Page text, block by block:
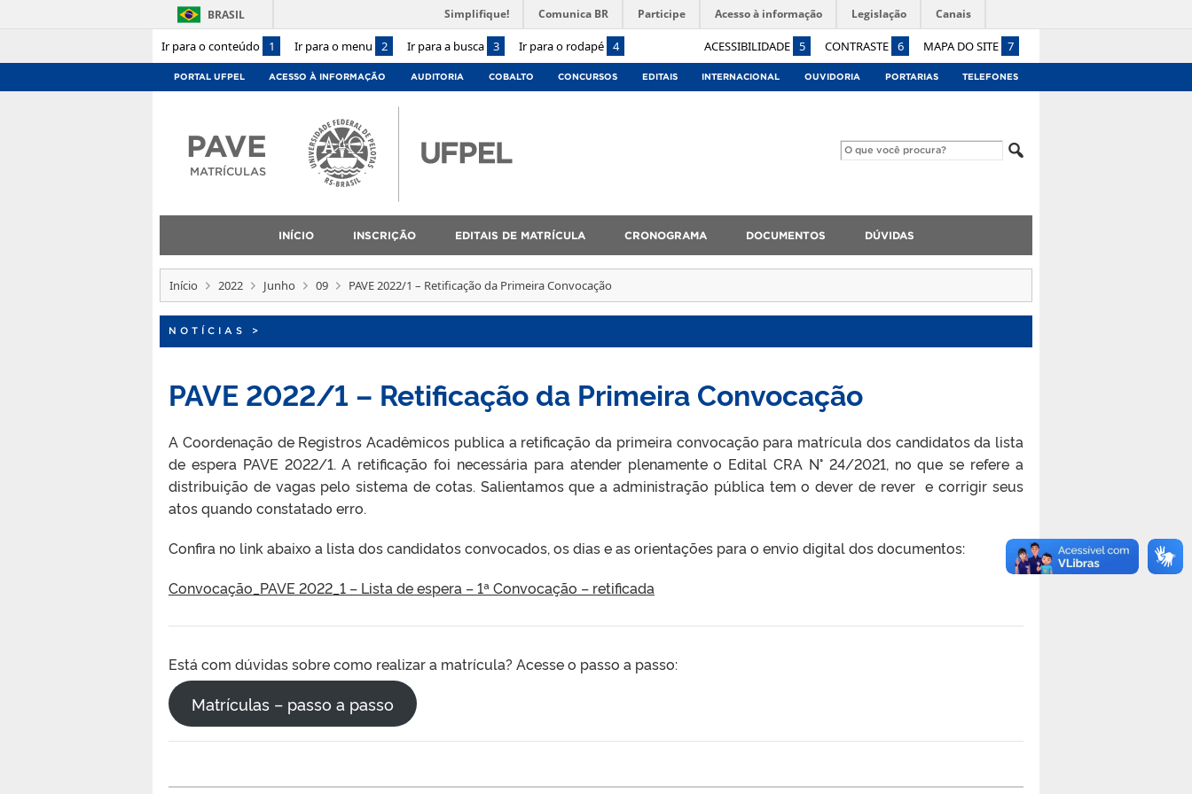
Ir para o conteúdo 1 Ir para o menu 2 Ir para a busca 3 Ir para o rodapé 4 ACESSIBILIDADE 5 CONTRASTE 6 MAPA DO SITE 7
BRASIL Simplifique! Comunica BR Participe Acesso à informação Legislação Canais
PORTAL UFPEL ACESSO À INFORMAÇÃO AUDITORIA COBALTO CONCURSOS EDITAIS INTERNACIONAL OUVIDORIA PORTARIAS TELEFONES
PAVE
MATRÍCULAS
INÍCIO INSCRIÇÃO EDITAIS DE MATRÍCULA CRONOGRAMA DOCUMENTOS DÚVIDAS
Início 2022 Junho 09 PAVE 2022/1 – Retificação da Primeira Convocação
NOTÍCIAS >
PAVE 2022/1 – Retificação da Primeira Convocação
A Coordenação de Registros Acadêmicos publica a retificação da primeira convocação para matrícula dos candidatos da lista
de espera PAVE 2022/1. A retificação foi necessária para atender plenamente o Edital CRA N° 24/2021, no que se refere a
distribuição de vagas pelo sistema de cotas. Salientamos que a administração pública tem o dever de rever e corrigir seus
atos quando constatado erro.
Confira no link abaixo a lista dos candidatos convocados, os dias e as orientações para o envio digital dos documentos:
Convocação_PAVE 2022_1 – Lista de espera – 1ª Convocação – retificada
Está com dúvidas sobre como realizar a matrícula? Acesse o passo a passo:
Matrículas – passo a passo